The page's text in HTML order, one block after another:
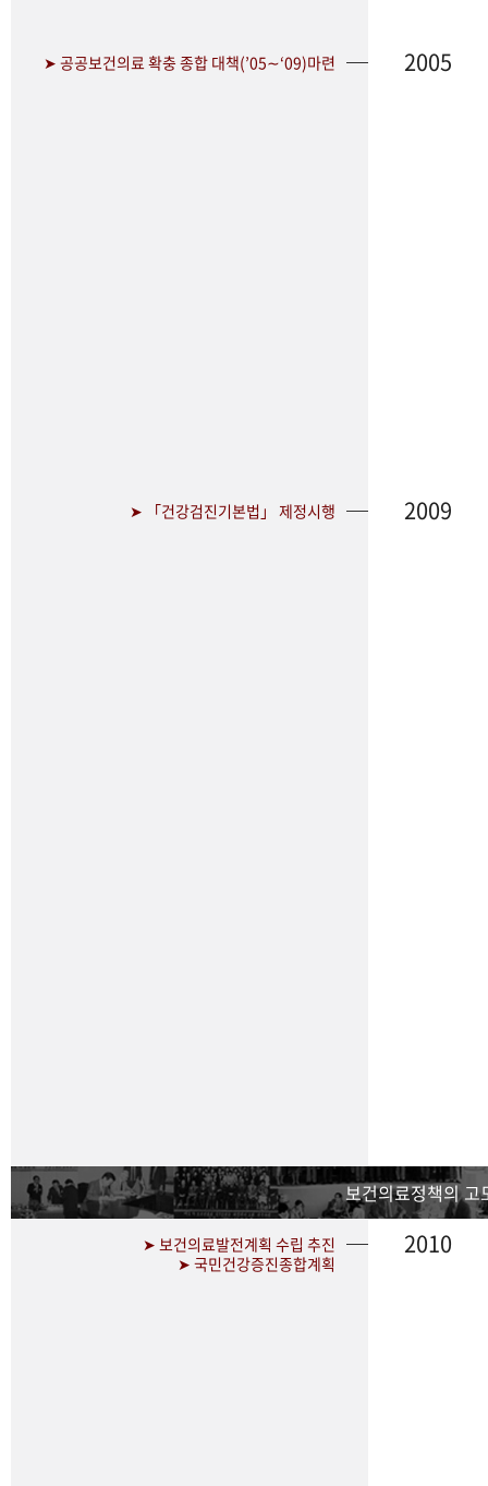
➤ 공공보건의료 확충 종합 대책(’05∼‘09)마련 2005
➤ 「건강검진기본법」 제정시행 2009
보건의료정책의 고
➤ 보건의료발전계획 수립 추진
➤ 국민건강증진종합계획
2010